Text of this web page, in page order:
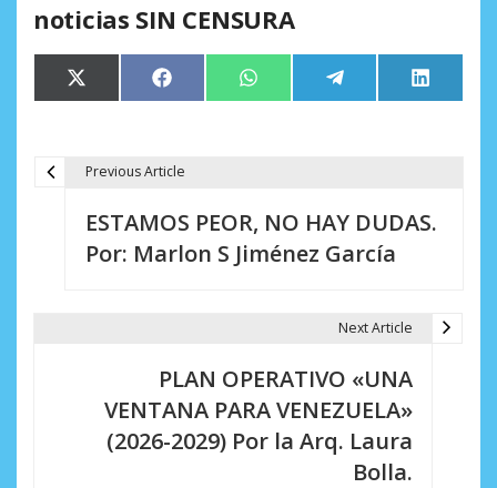
noticias SIN CENSURA
Compartir
en
X
(Twitter)
Compartir
en
Facebook Compartir
en
WhatsApp Compartir
en
Telegram
en
LinkedIn
Previous Article
ESTAMOS PEOR, NO HAY DUDAS.
Por: Marlon S Jiménez García
Next Article
PLAN OPERATIVO «UNA
VENTANA PARA VENEZUELA»
(2026-2029) Por la Arq. Laura
Bolla.